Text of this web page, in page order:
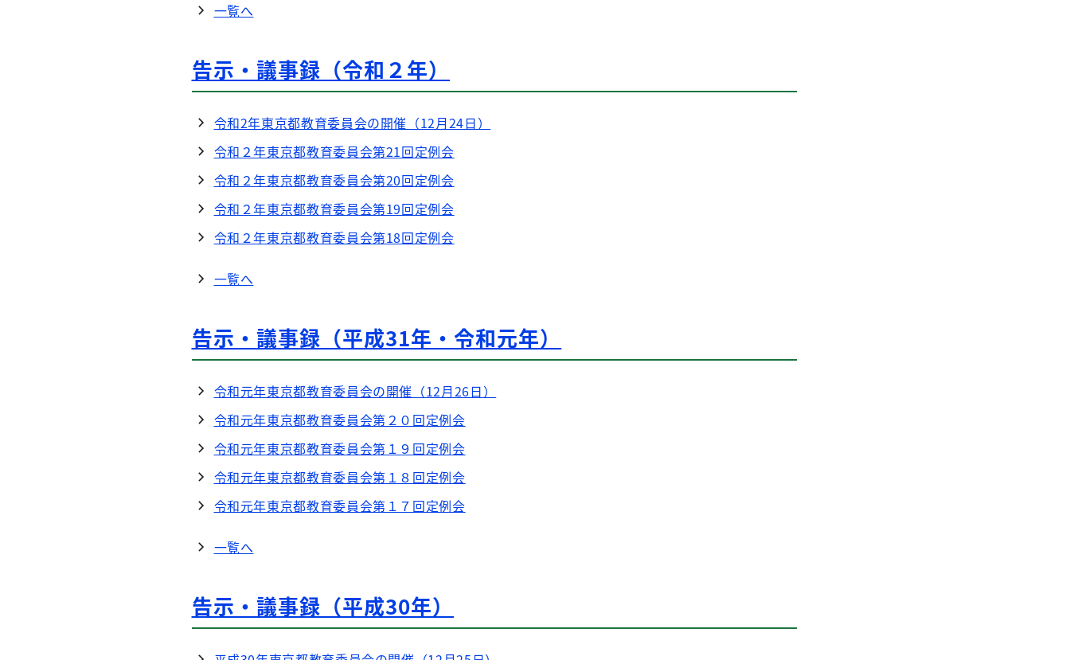
一覧へ
告示・議事録（令和２年）
令和2年東京都教育委員会の開催（12月24日）
令和２年東京都教育委員会第21回定例会
令和２年東京都教育委員会第20回定例会
令和２年東京都教育委員会第19回定例会
令和２年東京都教育委員会第18回定例会
一覧へ
告示・議事録（平成31年・令和元年）
令和元年東京都教育委員会の開催（12月26日）
令和元年東京都教育委員会第２０回定例会
令和元年東京都教育委員会第１９回定例会
令和元年東京都教育委員会第１８回定例会
令和元年東京都教育委員会第１７回定例会
一覧へ
告示・議事録（平成30年）